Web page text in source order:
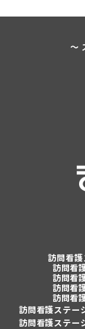
～
訪問看
訪問看
訪問看
訪問看
訪問看
訪問看護ステー
訪問看護ステー